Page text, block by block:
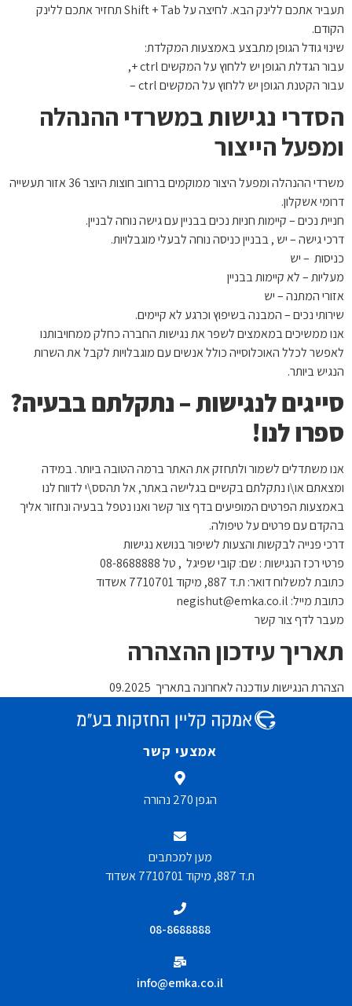
תעביר אתכם ללינק הבא. לחיצה על Shift + Tab תחזיר אתכם ללינק
הקודם.
שינוי גודל הגופן מתבצע באמצעות המקלדת:
עבור הגדלת הגופן יש ללחוץ על המקשים ctrl +,
עבור הקטנת הגופן יש ללחוץ על המקשים ctrl –
הסדרי נגישות במשרדי ההנהלה
ומפעל הייצור
משרדי ההנהלה ומפעל היצור ממוקמים ברחוב חוצות היוצר 36 אזור תעשייה
דרומי אשקלון.
חניית נכים – קיימות חניות נכים בבניין עם גישה נוחה לבניין.
דרכי גישה – יש , בבניין כניסה נוחה לבעלי מוגבלויות.
כניסות – יש
מעליות – לא קיימות בבניין
אזורי המתנה – יש
שירותי נכים – המבנה בשיפוץ וכרגע לא קיימים.
אנו ממשיכים במאמצים לשפר את נגישות החברה כחלק ממחויבותנו
לאפשר לכלל האוכלוסייה כולל אנשים עם מוגבלויות לקבל את השרות
הנגיש ביותר.
סייגים לנגישות – נתקלתם בבעיה?
ספרו לנו!
אנו משתדלים לשמור ולתחזק את האתר ברמה הטובה ביותר. במידה
ומצאתם או\ו נתקלתם בקשיים בגלישה באתר, אל תהסס\י לדווח לנו
באמצעות הפרטים המופיעים בדף צור קשר ואנו נטפל בבעיה ונחזור אליך
בהקדם עם פרטים על טיפולה.
דרכי פנייה לבקשות והצעות לשיפור בנושא נגישות
פרטי רכז הנגישות : שם: קובי שפיגל , טל 08-8688888
כתובת למשלוח דואר: ת.ד 887, מיקוד 7710701 אשדוד
כתובת מייל: negishut@emka.co.il
מעבר לדף צור קשר
תאריך עידכון ההצהרה
הצהרת הנגישות עודכנה לאחרונה בתאריך 09.2025
אמצעי קשר
הגפן 270 נהורה
מען למכתבים
ת.ד 887, מיקוד 7710701 אשדוד
08-8688888
info@emka.co.il